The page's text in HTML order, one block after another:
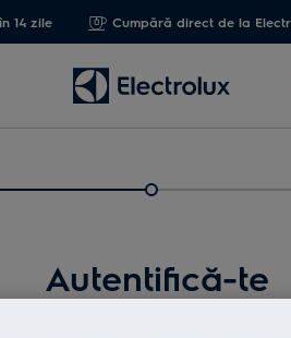
14 zile Cumpără direct de la
Autentifică-te